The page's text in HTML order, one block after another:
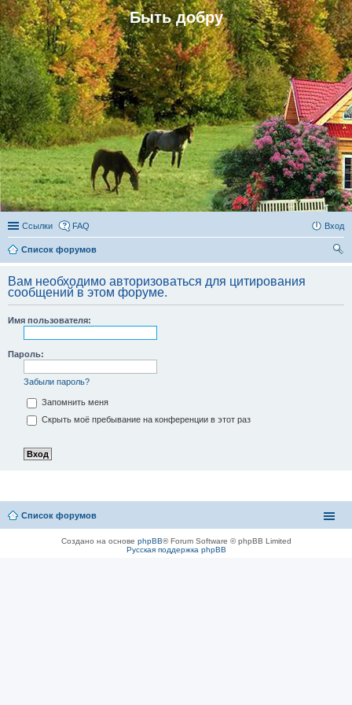
Быть добру
Ссылки FAQ Вход
Список форумов
Вам необходимо авторизоваться для цитирования
сообщений в этом форуме.
Имя пользователя:
Пароль:
Забыли пароль?
Запомнить меня
Скрыть моё пребывание на конференции в этот раз
Список форумов
Создано на основе phpBB® Forum Software © phpBB Limited
Русская поддержка phpBB